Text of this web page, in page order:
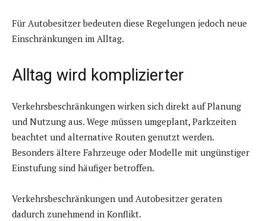
Für Autobesitzer bedeuten diese Regelungen jedoch neue
Einschränkungen im Alltag.
Alltag wird komplizierter
Verkehrsbeschränkungen wirken sich direkt auf Planung
und Nutzung aus. Wege müssen umgeplant, Parkzeiten
beachtet und alternative Routen genutzt werden.
Besonders ältere Fahrzeuge oder Modelle mit ungünstiger
Einstufung sind häufiger betroffen.
Verkehrsbeschränkungen und Autobesitzer geraten
dadurch zunehmend in Konflikt.